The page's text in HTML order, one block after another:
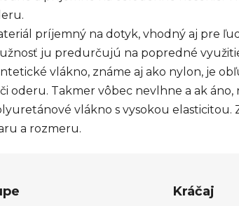
príjemný na dotyk, vhodný aj pre
ju predurčujú na popredné
vlákno, známe aj ako nylon, je
oderu. Takmer vôbec nevlhne a ak áno,
vlákno s vysokou elasticitou.
a rozmeru.
Kráčaj